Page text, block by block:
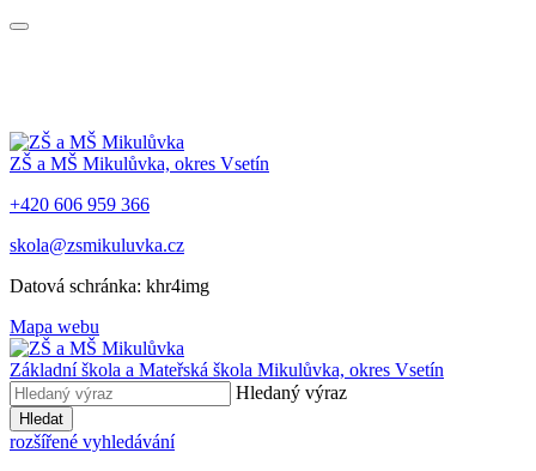
ZŠ a MŠ Mikulůvka, okres Vsetín
+420 606 959 366
skola@zsmikuluvka.cz
Datová schránka: khr4img
Mapa webu
Základní škola a Mateřská škola Mikulůvka, okres Vsetín
Hledaný výraz
Hledat
rozšířené vyhledávání